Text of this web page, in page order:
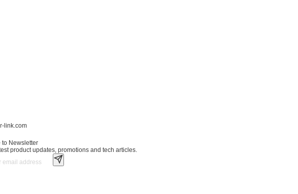
link.com
to Newsletter
product updates, promotions and tech articles.